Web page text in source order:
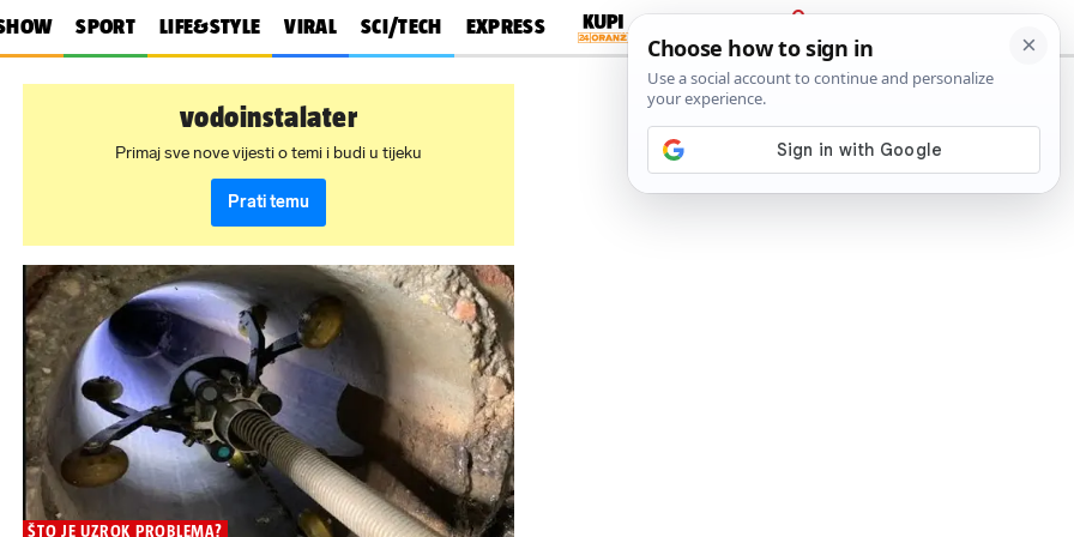
SPORT LIFE&STYLE VIRAL SCI/TECH EXPRESS
PRIJAVA
vodoinstalater
Primaj sve nove vijesti o temi i budi u tijeku
Prati temu
ŠTO JE UZROK PROBLEMA?